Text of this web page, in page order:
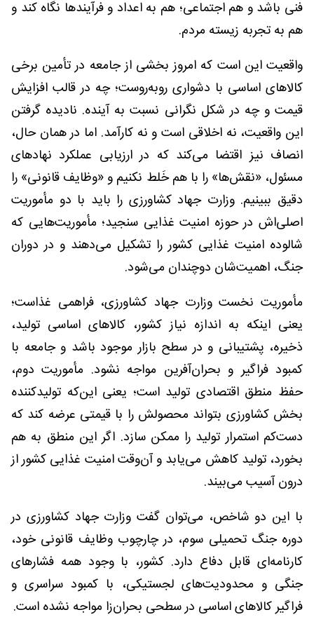
فنی باشد و هم اجتماعی؛ هم به اعداد و فرآیندها نگاه کند و
هم به تجربه زیسته مردم.
واقعیت این است که امروز بخشی از جامعه در تأمین برخی
کالاهای اساسی با دشواری روبه‌روست؛ چه در قالب افزایش
قیمت و چه در شکل نگرانی نسبت به آینده. نادیده گرفتن
این واقعیت، نه اخلاقی است و نه کارآمد. اما در همان حال،
انصاف نیز اقتضا می‌کند که در ارزیابی عملکرد نهادهای
مسئول، «نقش‌ها» را با هم خَلط نکنیم و «وظایف قانونی» را
دقیق ببینیم. وزارت جهاد کشاورزی را باید با دو مأموریت
اصلی‌اش در حوزه امنیت غذایی سنجید؛ مأموریت‌هایی که
شالوده امنیت غذایی کشور را تشکیل می‌دهند و در دوران
جنگ، اهمیت‌شان دوچندان می‌شود.
مأموریت نخست وزارت جهاد کشاورزی، فراهمی غذاست؛
یعنی اینکه به اندازه نیاز کشور، کالاهای اساسی تولید،
ذخیره، پشتیبانی و در سطح بازار موجود باشد و جامعه با
کمبود فراگیر و بحران‌آفرین مواجه نشود. مأموریت دوم،
حفظ منطق اقتصادی تولید است؛ یعنی این‌که تولیدکننده
بخش کشاورزی بتواند محصولش را با قیمتی عرضه کند که
دست‌کم استمرار تولید را ممکن سازد. اگر این منطق به هم
بخورد، تولید کاهش می‌یابد و آن‌وقت امنیت غذایی کشور از
درون آسیب می‌بیند.
با این دو شاخص، می‌توان گفت وزارت جهاد کشاورزی در
دوره جنگ تحمیلی سوم، در چارچوب وظایف قانونی خود،
کارنامه‌ای قابل دفاع دارد. کشور، با وجود همه فشارهای
جنگی و محدودیت‌های لجستیکی، با کمبود سراسری و
فراگیر کالاهای اساسی در سطحی بحران‌زا مواجه نشده است.